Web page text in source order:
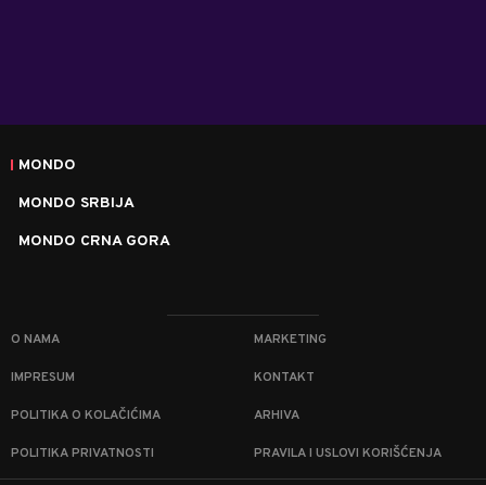
MONDO
MONDO SRBIJA
MONDO CRNA GORA
O NAMA MARKETING
IMPRESUM KONTAKT
POLITIKA O KOLAČIĆIMA ARHIVA
POLITIKA PRIVATNOSTI PRAVILA I USLOVI KORIŠĆENJA